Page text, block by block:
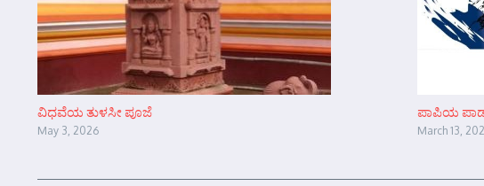
ವಿಧವೆಯ ತುಳಸೀ ಪೂಜೆ
May 3, 2026
ಪಾಪಿಯ
March 13,